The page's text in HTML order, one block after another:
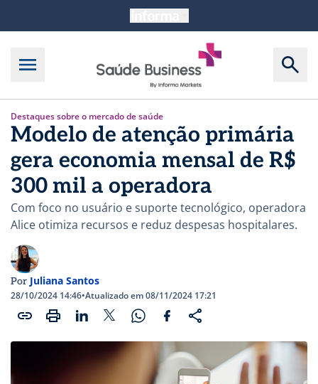
Destaques sobre o mercado de saúde
Modelo de atenção primária
gera economia mensal de R$
300 mil a operadora
Com foco no usuário e suporte tecnológico, operadora
Alice otimiza recursos e reduz despesas hospitalares.
Por Juliana Santos
28/10/2024 14:46•Atualizado em 08/11/2024 17:21